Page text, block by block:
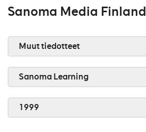
Sanoma Media Finland
Muut tiedotteet
Sanoma Learning
1999